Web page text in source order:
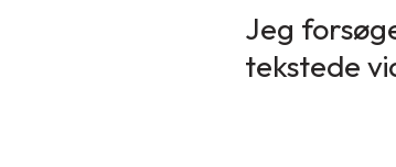
Jeg
tekstede